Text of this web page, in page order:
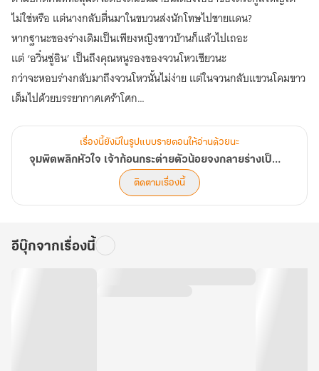
ชายา
[นิยาย
แปล]
ไม่ใช่หรือ แต่นางกลับตื่นมาในขบวนส่งนักโทษไปชายแดน?
หากฐานะของร่างเดิมเป็นเพียงหญิงชาวบ้านก็แล้วไปเถอะ
แต่ ‘อวิ๋นซู่อิน’ เป็นถึงคุณหนูรองของจวนโหวเชียวนะ
กว่าจะหอบร่างกลับมาถึงจวนโหวนั้นไม่ง่าย แต่ในจวนกลับแขวนโคมขาว
เต็มไปด้วยบรรยากาศเศร้าโศก
คุณหนูใหญ่ที่เป็นแค่ลูกติดของฮูหยินคนใหม่!
หึ! ไม่ต้องสืบให้มากความก็พอจะรู้ได้ว่าสถานะในบ้านของร่างนี้ไม่น่า
แม่เลี้ยงกลั่นแกล้ง? แกล้งได้ก็ลองดู!
พี่สาวที่เป็นแค่ลูกเลี้ยงแอบมีสัมพันธ์กับองค์ชายสี่ที่เป็นคู่หมั้นของ
เรื่องนี้ยังมีในรูปแบบรายตอนให้อ่านด้วยนะ
จุมพิตพลิกหัวใจ เจ้าก้อนกระต่ายตัวน้อยจงกลายร่างเป็นชายา [นิยายแปล]
ติดตามเรื่องนี้
อีบุ๊กจากเรื่องนี้